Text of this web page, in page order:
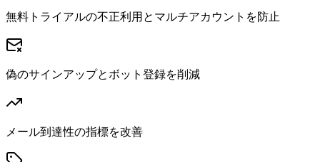
無料トライアルの不正利用とマルチアカウントを防止
偽のサインアップとボット登録を削減
メール到達性の指標を改善